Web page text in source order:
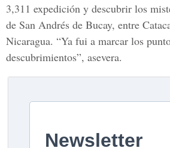
3,311 expedición y descubrir los
de San Andrés de Bucay, entre
Nicaragua. “Ya fui a marcar los
descubrimientos”, asevera.